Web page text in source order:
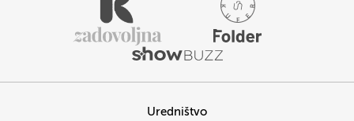
Uredništvo